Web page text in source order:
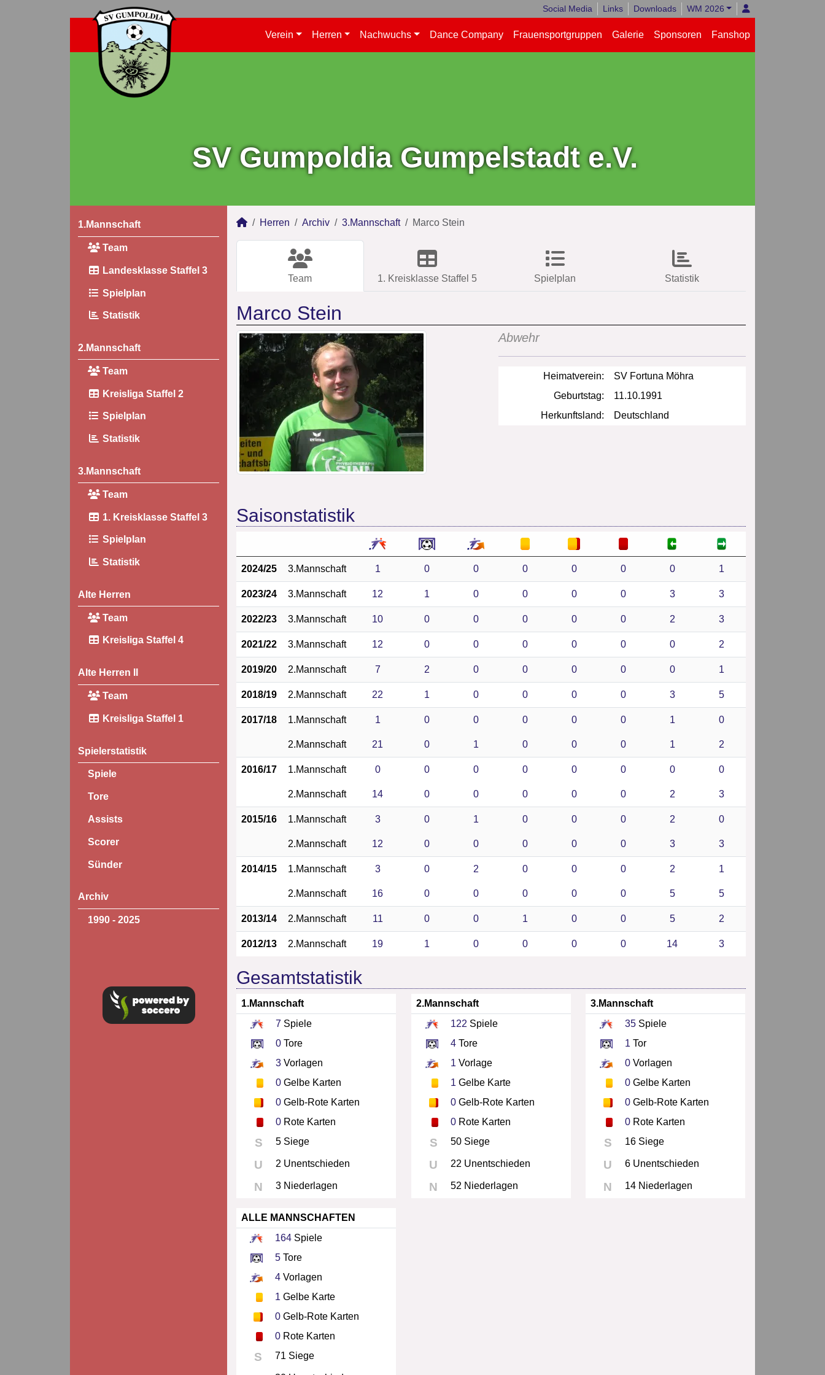
Social Media Links Downloads WM 2026
Verein Herren Nachwuchs Dance Company Frauensportgruppen Galerie Sponsoren Fanshop
SV Gumpoldia Gumpelstadt e.V.
1.Mannschaft
Team
Landesklasse Staffel 3
Spielplan
Statistik
2.Mannschaft
Team
Kreisliga Staffel 2
Spielplan
Statistik
3.Mannschaft
Team
1. Kreisklasse Staffel 3
Spielplan
Statistik
Alte Herren
Team
Kreisliga Staffel 4
Alte Herren II
Team
Kreisliga Staffel 1
Spielerstatistik
Spiele
Tore
Assists
Scorer
Sünder
Archiv
1990 - 2025
Herren Archiv 3.Mannschaft Marco Stein
Team 1. Kreisklasse Staffel 5 Spielplan Statistik
Marco Stein
Abwehr
Heimatverein:
SV Fortuna Möhra
Geburtstag:
11.10.1991
Herkunftsland:
Deutschland
Saisonstatistik
2024/25 3.Mannschaft 1 0 0 0 0 0 0 1
2023/24 3.Mannschaft 12 1 0 0 0 0 3 3
2022/23 3.Mannschaft 10 0 0 0 0 0 2 3
2021/22 3.Mannschaft 12 0 0 0 0 0 0 2
2019/20 2.Mannschaft 7 2 0 0 0 0 0 1
2018/19 2.Mannschaft 22 1 0 0 0 0 3 5
2017/18 1.Mannschaft 1 0 0 0 0 0 1 0
2.Mannschaft 21 0 1 0 0 0 1 2
2016/17 1.Mannschaft 0 0 0 0 0 0 0 0
2.Mannschaft 14 0 0 0 0 0 2 3
2015/16 1.Mannschaft 3 0 1 0 0 0 2 0
2.Mannschaft 12 0 0 0 0 0 3 3
2014/15 1.Mannschaft 3 0 2 0 0 0 2 1
2.Mannschaft 16 0 0 0 0 0 5 5
2013/14 2.Mannschaft 11 0 0 1 0 0 5 2
2012/13 2.Mannschaft 19 1 0 0 0 0 14 3
Gesamtstatistik
1.Mannschaft
7 Spiele
0 Tore
3 Vorlagen
0 Gelbe Karten
0 Gelb-Rote Karten
0 Rote Karten
S 5 Siege
U 2 Unentschieden
N 3 Niederlagen
2.Mannschaft
122 Spiele
4Tore
1 Vorlage
1 Gelbe Karte
0Gelb-Rote Karten
0Rote Karten
S 50 Siege
U 22 Unentschieden
N 52 Niederlagen
3.Mannschaft
35 Spiele
1 Tor
0 Vorlagen
0 Gelbe Karten
0 Gelb-Rote Karten
0 Rote Karten
S 16 Siege
U 6 Unentschieden
N 14 Niederlagen
ALLE MANNSCHAFTEN
164 Spiele
5 Tore
4 Vorlagen
1 Gelbe Karte
0 Gelb-Rote Karten
0 Rote Karten
S 71 Siege